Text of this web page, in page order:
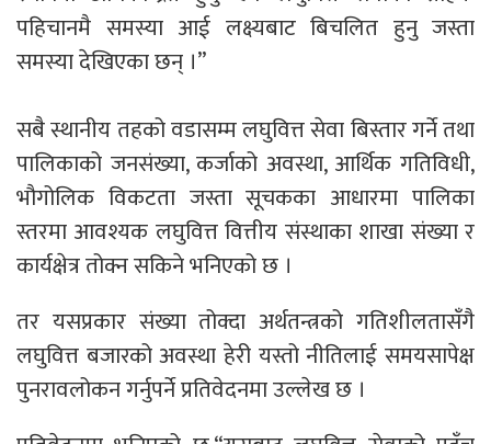
पहिचानमै समस्या आई लक्ष्यबाट बिचलित हुनु जस्ता
समस्या देखिएका छन् ।”
सबै स्थानीय तहको वडासम्म लघुवित्त सेवा बिस्तार गर्ने तथा
पालिकाको जनसंख्या, कर्जाको अवस्था, आर्थिक गतिविधी,
भौगोलिक विकटता जस्ता सूचकका आधारमा पालिका
स्तरमा आवश्यक लघुवित्त वित्तीय संस्थाका शाखा संख्या र
कार्यक्षेत्र तोक्न सकिने भनिएको छ ।
तर यसप्रकार संख्या तोक्दा अर्थतन्त्रको गतिशीलतासँगै
लघुवित्त बजारको अवस्था हेरी यस्तो नीतिलाई समयसापेक्ष
पुनरावलोकन गर्नुपर्ने प्रतिवेदनमा उल्लेख छ ।